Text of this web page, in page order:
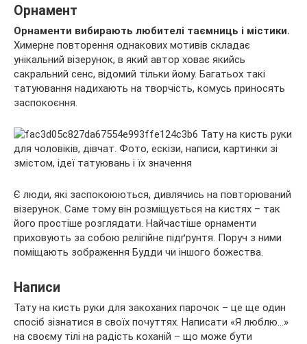
Орнамент
Орнаменти вибирають любителі таємниць і містики.
Химерне повторення однакових мотивів складає
унікальний візерунок, в який автор ховає якийсь
сакральний сенс, відомий тільки йому. Багатьох такі
татуювання надихають на творчість, комусь приносять
заспокоєння.
Є люди, які заспокоюються, дивлячись на повторюваний
візерунок. Саме тому він розміщується на кистях – так
його простіше розглядати. Найчастіше орнаменти
приховують за собою релігійне підґрунтя. Поруч з ними
поміщають зображення Будди чи іншого божества.
Написи
Тату на кисть руки для закоханих парочок – це ще один
спосіб зізнатися в своїх почуттях. Написати «Я люблю…»
на своєму тілі на радість коханій – що може бути